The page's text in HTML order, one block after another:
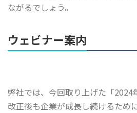
ながるでしょう。
ウェビナー案内
弊社では、今回取り上げた「2024
改正後も企業が成長し続けるため